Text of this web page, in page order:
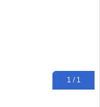
1 / 1